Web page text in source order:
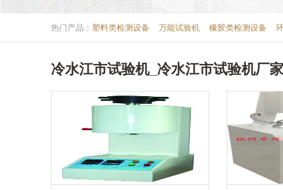
热门产品： 塑料类检测设备 万能试验机 橡胶类检测设备
冷水江市试验机_冷水江市试验机厂